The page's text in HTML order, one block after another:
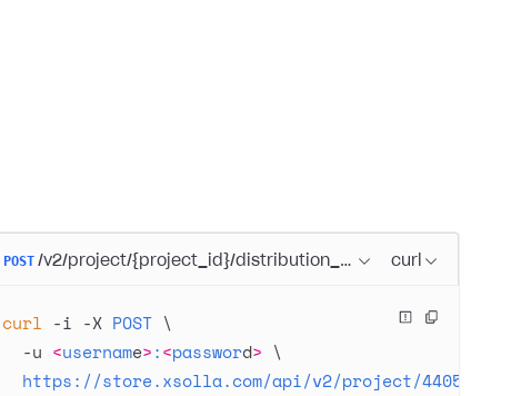
POST /v2/project/{project_id}/distribution_hub/user/auth
curl
curl -i -X POST \
  -u
<username>:<password> \
https://store.xsolla.com/api/v2/project/44056/